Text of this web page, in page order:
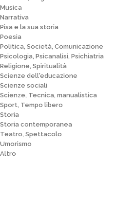
Musica
Narrativa
Pisa e la sua storia
Poesia
Politica, Società, Comunicazione
Psicologia, Psicanalisi, Psichiatria
Religione, Spiritualità
Scienze dell'educazione
Scienze sociali
Scienze, Tecnica, manualistica
Sport, Tempo libero
Storia
Storia contemporanea
Teatro, Spettacolo
Umorismo
Altro